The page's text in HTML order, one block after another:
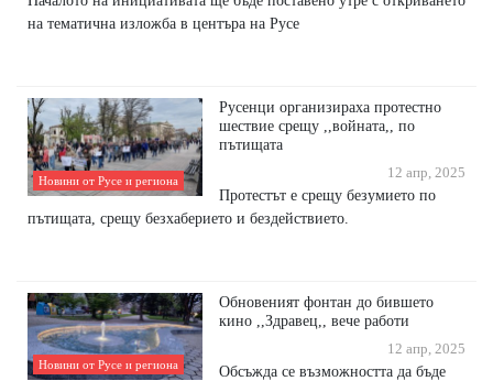
на тематична изложба в центъра на Русе
Новини от Русе и региона
Русенци организираха протестно
шествие срещу ,,войната,, по
пътищата
12 апр, 2025
Протестът е срещу безумието по
пътищата, срещу безхаберието и бездействието.
Новини от Русе и региона
Обновеният фонтан до бившето
кино ,,Здравец,, вече работи
12 апр, 2025
Обсъжда се възможността да бъде